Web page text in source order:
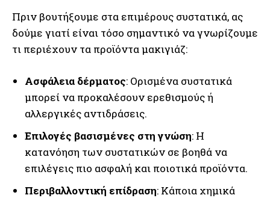
Πριν βουτήξουμε στα επιμέρους συστατικά, ας
δούμε γιατί είναι τόσο σημαντικό να γνωρίζουμε
τι περιέχουν τα προϊόντα μακιγιάζ:
Ασφάλεια δέρματος: Ορισμένα συστατικά
μπορεί να προκαλέσουν ερεθισμούς ή
αλλεργικές αντιδράσεις.
Επιλογές βασισμένες στη γνώση: Η
κατανόηση των συστατικών σε βοηθά να
επιλέγεις πιο ασφαλή και ποιοτικά προϊόντα.
Περιβαλλοντική επίδραση: Κάποια χημικά